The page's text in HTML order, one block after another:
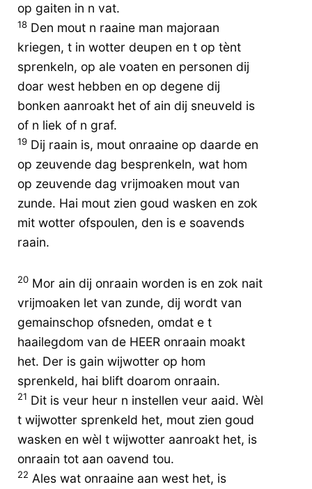
op gaiten in n vat.
18 Den mout n raaine man majoraan
kriegen, t in wotter deupen en t op tènt
sprenkeln, op ale voaten en personen dij
doar west hebben en op degene dij
bonken aanroakt het of ain dij sneuveld is
of n liek of n graf.
19 Dij raain is, mout onraaine op daarde en
op zeuvende dag besprenkeln, wat hom
op zeuvende dag vrijmoaken mout van
zunde. Hai mout zien goud wasken en zok
mit wotter ofspoulen, den is e soavends
raain.
20 Mor ain dij onraain worden is en zok nait
vrijmoaken let van zunde, dij wordt van
gemainschop ofsneden, omdat e t
haailegdom van de HEER onraain moakt
het. Der is gain wijwotter op hom
sprenkeld, hai blift doarom onraain.
21 Dit is veur heur n instellen veur aaid. Wèl
t wijwotter sprenkeld het, mout zien goud
wasken en wèl t wijwotter aanroakt het, is
onraain tot aan oavend tou.
22 Ales wat onraaine aan west het, is